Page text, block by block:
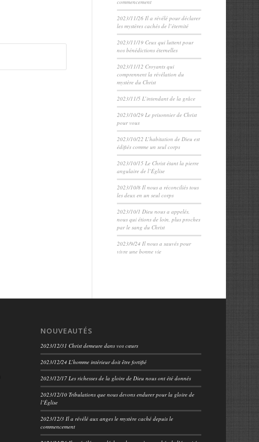
commencement
2023/11/26 Il a révélé pour déclarer
les mystères cachés de l’éternité
2023/11/19 Ceux qui luttent pour
nos bénédictions éternelles
2023/11/12 Croyants qui
comprennent la révélation du
mystère du Christ
2023/11/5 L’intendant de la grâce
2023/10/29 Le prisonnier de Christ
pour vous
2023/10/22 L’habitation de Dieu est
édifiés comme un seul corps
2023/10/15 Le Christ étant la pierre
angulaire de l’Église
2023/10/8 Il nous a réconciliés tous
les deux en un seul corps
2023/10/1 Dieu nous a appelés,
nous qui étions de loin, plus proches
par le sang du Christ
2023/9/24 Il nous a sauvés pour
vivre une bonne vie
NOUVEAUTÉS
2023/12/31 Christ demeure dans vos cœurs
2023/12/24 L’homme intérieur doit être fortifié
2023/12/17 Les richesses de la gloire de Dieu nous ont été donnés
2023/12/10 Tribulations que nous devons endurer pour la gloire de
l’Église
2023/12/3 Il a révélé aux anges le mystère caché depuis le
commencement